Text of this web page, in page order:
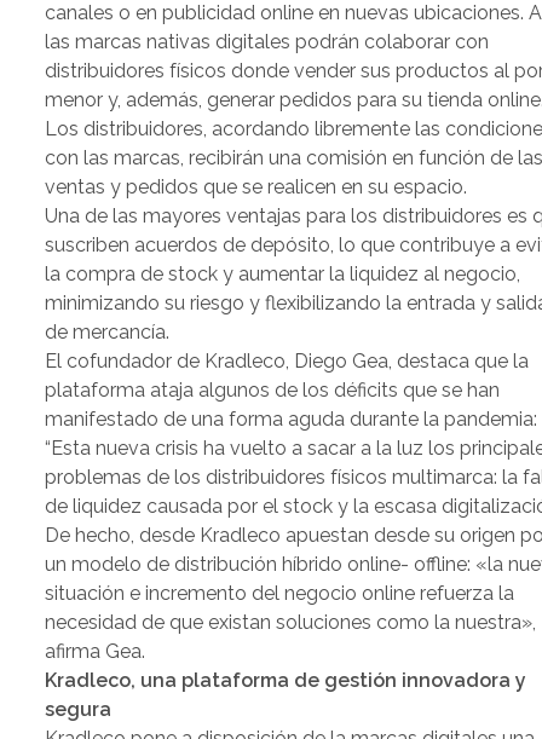
canales o en publicidad online en nuevas ubicaciones.
las marcas nativas digitales podrán colaborar con
distribuidores físicos donde vender sus productos al
menor y, además, generar pedidos para su tienda
Los distribuidores, acordando libremente las
con las marcas, recibirán una comisión en función de
ventas y pedidos que se realicen en su espacio.
Una de las mayores ventajas para los distribuidores es
suscriben acuerdos de depósito, lo que contribuye a
la compra de stock y aumentar la liquidez al negocio,
minimizando su riesgo y flexibilizando la entrada y
de mercancía.
El cofundador de Kradleco, Diego Gea, destaca que la
plataforma ataja algunos de los déficits que se han
manifestado de una forma aguda durante la pandemia:
“Esta nueva crisis ha vuelto a sacar a la luz los
problemas de los distribuidores físicos multimarca: la
de liquidez causada por el stock y la escasa
De hecho, desde Kradleco apuestan desde su origen
un modelo de distribución híbrido online- offline: «la
situación e incremento del negocio online refuerza la
necesidad de que existan soluciones como la nuestra»,
afirma Gea.
Kradleco, una plataforma de gestión innovadora y
segura